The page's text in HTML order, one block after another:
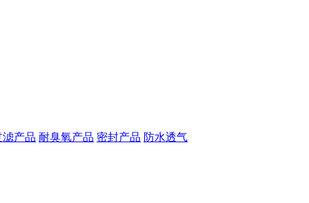
滤产品 耐臭氧产品 密封产品 防水透气